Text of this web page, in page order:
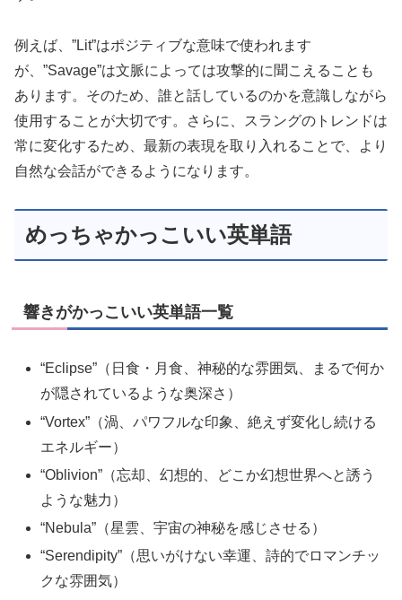
例えば、”Lit”はポジティブな意味で使われます
が、”Savage”は文脈によっては攻撃的に聞こえることも
あります。そのため、誰と話しているのかを意識しながら
使用することが大切です。さらに、スラングのトレンドは
常に変化するため、最新の表現を取り入れることで、より
自然な会話ができるようになります。
めっちゃかっこいい英単語
響きがかっこいい英単語一覧
“Eclipse”（日食・月食、神秘的な雰囲気、まるで何か
が隠されているような奥深さ）
“Vortex”（渦、パワフルな印象、絶えず変化し続ける
エネルギー）
“Oblivion”（忘却、幻想的、どこか幻想世界へと誘う
ような魅力）
“Nebula”（星雲、宇宙の神秘を感じさせる）
“Serendipity”（思いがけない幸運、詩的でロマンチッ
クな雰囲気）